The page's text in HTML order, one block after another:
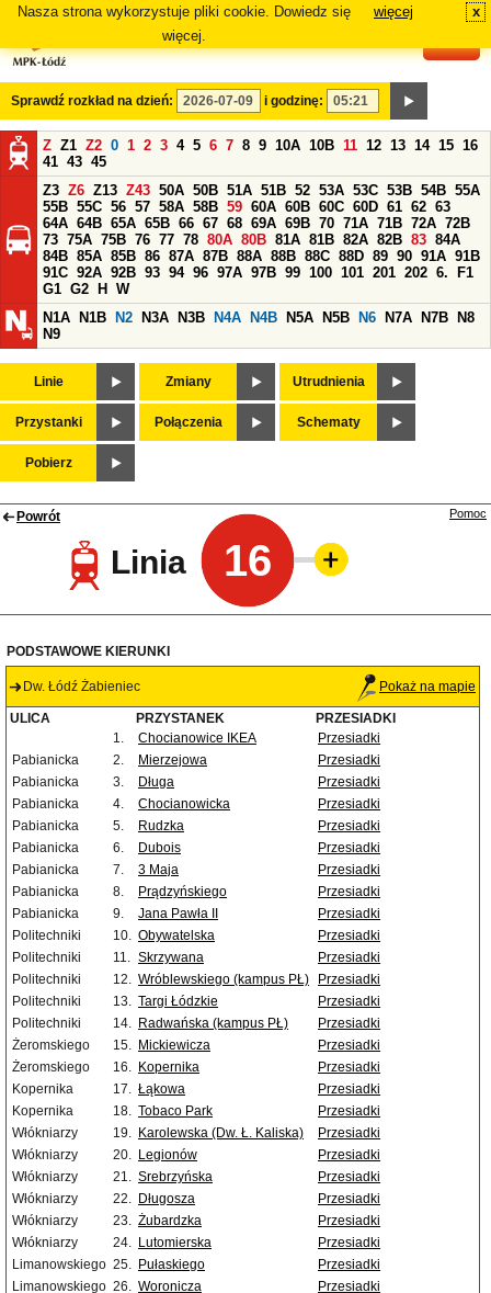
Nasza strona wykorzystuje pliki cookie. Dowiedz się
więcej.
więcej x
Sprawdź rozkład na dzień: i godzinę:
Z Z1 Z2 0 1 2 3 4 5 6 7 8 9 10A 10B 11 12 13 14 15 16
41 43 45
Z3 Z6 Z13 Z43 50A 50B 51A 51B 52 53A 53C 53B 54B 55A
55B 55C 56 57 58A 58B 59 60A 60B 60C 60D 61 62 63
64A 64B 65A 65B 66 67 68 69A 69B 70 71A 71B 72A 72B
73 75A 75B 76 77 78 80A 80B 81A 81B 82A 82B 83 84A
84B 85A 85B 86 87A 87B 88A 88B 88C 88D 89 90 91A 91B
91C 92A 92B 93 94 96 97A 97B 99 100 101 201 202 6.
F1
G1 G2 H
W
N1A
N1B N2 N3A N3B N4A N4B N5A N5B N6 N7A N7B
N8
N9
Linie Zmiany Utrudnienia
Przystanki Połączenia Schematy
Pobierz
Powrót
Linia 16
Pomoc
PODSTAWOWE KIERUNKI
Dw. Łódź Żabieniec Pokaż na mapie
ULICA PRZYSTANEK
PRZESIADKI
1.
Chocianowice IKEA
Przesiadki
Pabianicka
2. Mierzejowa
Przesiadki
Pabianicka
3. Długa
Przesiadki
Pabianicka
4. Chocianowicka
Przesiadki
Pabianicka
5. Rudzka
Przesiadki
Pabianicka
6. Dubois
Przesiadki
Pabianicka
7. 3 Maja
Przesiadki
Pabianicka
8. Prądzyńskiego
Przesiadki
Pabianicka
9. Jana Pawła II
Przesiadki
Politechniki
10. Obywatelska
Przesiadki
Politechniki
11. Skrzywana
Przesiadki
Politechniki
12. Wróblewskiego (kampus PŁ)
Przesiadki
Politechniki
13. Targi Łódzkie
Przesiadki
Politechniki
14. Radwańska (kampus PŁ)
Przesiadki
Żeromskiego
15. Mickiewicza
Przesiadki
Żeromskiego
16. Kopernika
Przesiadki
Kopernika
17. Łąkowa
Przesiadki
Kopernika
18. Tobaco Park
Przesiadki
Włókniarzy
19. Karolewska (Dw. Ł. Kaliska)
Przesiadki
Włókniarzy
20. Legionów
Przesiadki
Włókniarzy
21. Srebrzyńska
Przesiadki
Włókniarzy
22. Długosza
Przesiadki
Włókniarzy
23. Żubardzka
Przesiadki
Włókniarzy
24. Lutomierska
Przesiadki
Limanowskiego 25. Pułaskiego
Przesiadki
Limanowskiego 26. Woronicza
Przesiadki